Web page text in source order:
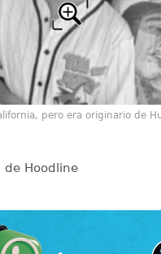
pero era originario de
de Hoodline